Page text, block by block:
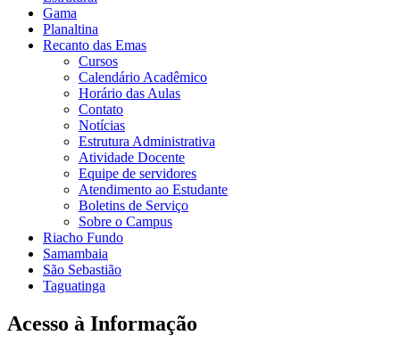
Gama
Planaltina
Recanto das Emas
Cursos
Calendário Acadêmico
Horário das Aulas
Contato
Notícias
Estrutura Administrativa
Atividade Docente
Equipe de servidores
Atendimento ao Estudante
Boletins de Serviço
Sobre o Campus
Riacho Fundo
Samambaia
São Sebastião
Taguatinga
Acesso à Informação